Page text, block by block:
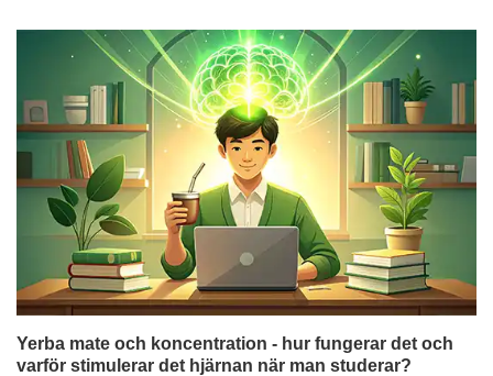
Yerba mate och koncentration - hur fungerar det och
varför stimulerar det hjärnan när man studerar?